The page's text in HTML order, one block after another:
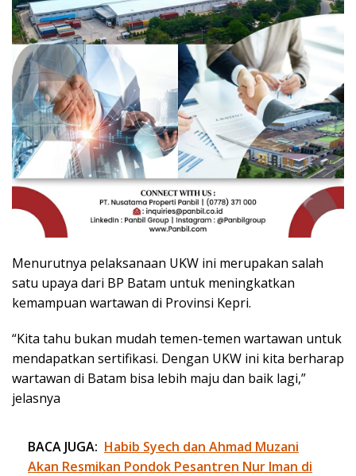
Menurutnya pelaksanaan UKW ini merupakan salah
satu upaya dari BP Batam untuk meningkatkan
kemampuan wartawan di Provinsi Kepri.
“Kita tahu bukan mudah temen-temen wartawan untuk
mendapatkan sertifikasi. Dengan UKW ini kita berharap
wartawan di Batam bisa lebih maju dan baik lagi,”
jelasnya
BACA JUGA: Habib Syech dan Ahmad Muzani
Akan Resmikan Pondok Pesantren Nur Iman di